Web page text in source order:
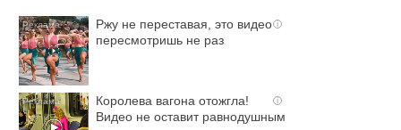
i
Ржу не переставая, это видео
пересмотришь не раз
i
Королева вагона отожгла!
Видео не оставит равнодушным